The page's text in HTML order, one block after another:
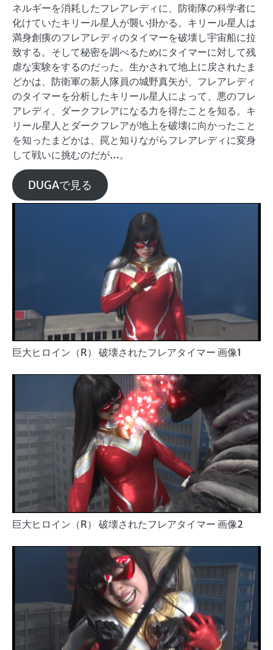
ネルギーを消耗したフレアレディに、防衛隊の科学者に
化けていたキリール星人が襲い掛かる。キリール星人は
満身創痍のフレアレディのタイマーを破壊し宇宙船に拉
致する。そして秘密を調べるためにタイマーに対して残
虐な実験をするのだった。生かされて地上に戻されたま
どかは、防衛軍の新人隊員の城野真矢が、フレアレディ
のタイマーを分析したキリール星人によって、悪のフレ
アレディ、ダークフレアになる力を得たことを知る。キ
リール星人とダークフレアが地上を破壊に向かったこと
を知ったまどかは、罠と知りながらフレアレディに変身
して戦いに挑むのだが…。
DUGAで見る
巨大ヒロイン（R） 破壊されたフレアタイマー 画像1
巨大ヒロイン（R） 破壊されたフレアタイマー 画像2